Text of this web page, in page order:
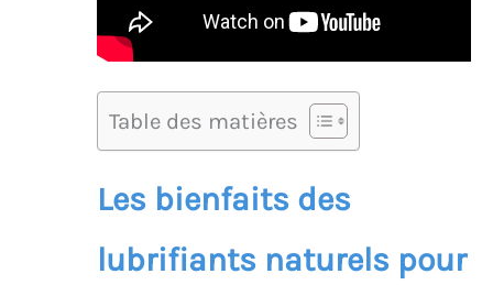
Table des matières
Les bienfaits des
lubrifiants naturels pour